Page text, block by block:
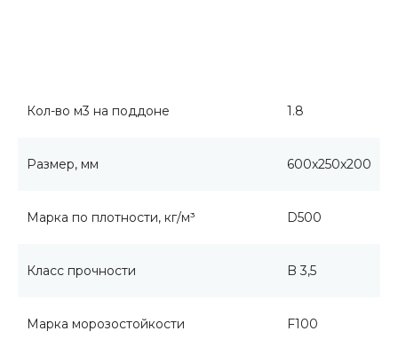
Кол-во м3 на поддоне 1.8
Размер, мм 600x250x200
Марка по плотности, кг/м³ D500
Класс прочности B 3,5
Марка морозостойкости F100